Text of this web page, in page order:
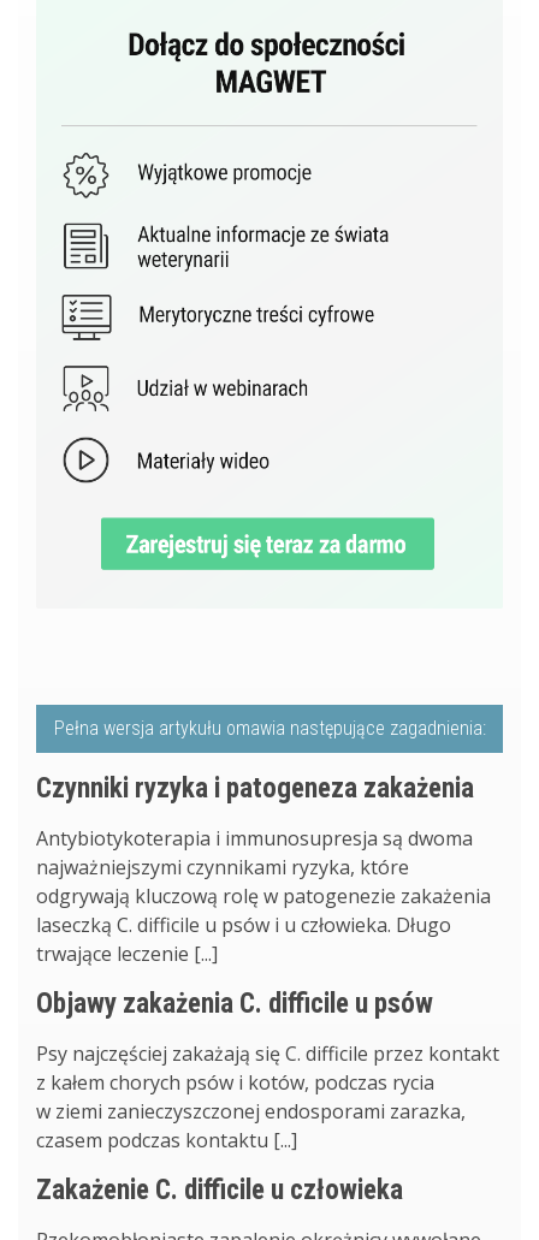
Pełna wersja artykułu omawia następujące zagadnienia:
Czynniki ryzyka i patogeneza zakażenia
Antybiotykoterapia i immunosupresja są dwoma
najważniejszymi czynnikami ryzyka, które
odgrywają kluczową rolę w patogenezie zakażenia
laseczką C. difficile u psów i u człowieka. Długo
trwające leczenie [...]
Objawy zakażenia C. difficile u psów
Psy najczęściej zakażają się C. difficile przez kontakt
z kałem chorych psów i kotów, podczas rycia
w ziemi zanieczyszczonej endosporami zarazka,
czasem podczas kontaktu [...]
Zakażenie C. difficile u człowieka